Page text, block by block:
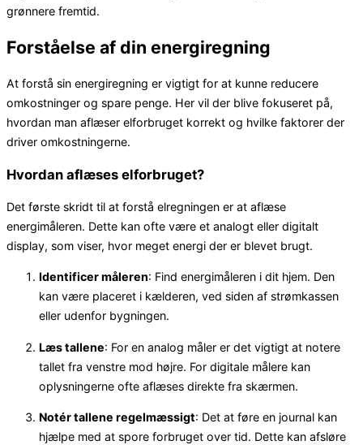
grønnere fremtid.
Forståelse af din energiregning
At forstå sin energiregning er vigtigt for at kunne reducere
omkostninger og spare penge. Her vil der blive fokuseret på,
hvordan man aflæser elforbruget korrekt og hvilke faktorer der
driver omkostningerne.
Hvordan aflæses elforbruget?
Det første skridt til at forstå elregningen er at aflæse
energimåleren. Dette kan ofte være et analogt eller digitalt
display, som viser, hvor meget energi der er blevet brugt.
Identificer måleren: Find energimåleren i dit hjem. Den
kan være placeret i kælderen, ved siden af strømkassen
eller udenfor bygningen.
Læs tallene: For en analog måler er det vigtigt at notere
tallet fra venstre mod højre. For digitale målere kan
oplysningerne ofte aflæses direkte fra skærmen.
Notér tallene regelmæssigt: Det at føre en journal kan
hjælpe med at spore forbruget over tid. Dette kan afsløre